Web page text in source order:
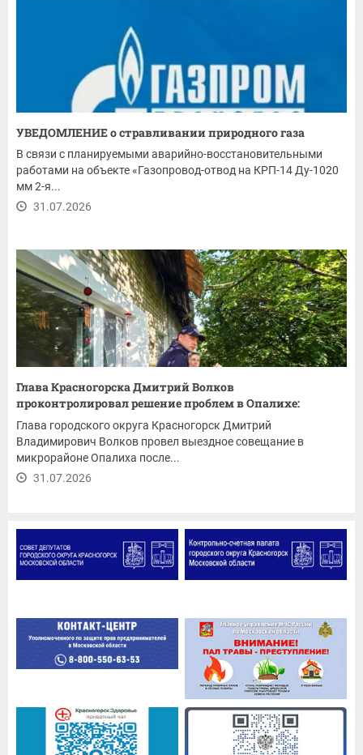
УВЕДОМЛЕНИЕ о стравливании природного газа
В связи с планируемыми аварийно-восстановительными
работами на объекте «Газопровод-отвод на КРП-14 Ду-1020
мм 2-я...
31.07.2026
Глава Красногорска Дмитрий Волков
проконтролировал решение проблем в Опалихе:
ремонт...
Глава городского округа Красногорск Дмитрий
Владимирович Волков провел выездное совещание в
микрорайоне Опалиха после...
31.07.2026